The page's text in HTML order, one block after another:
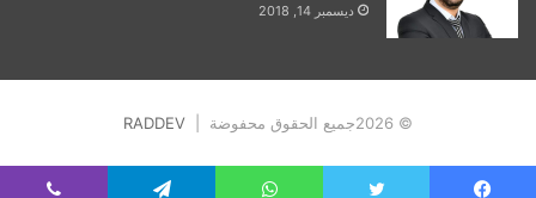
ديسمبر 14, 2018
© 2026جميع الحقوق محفوضة | RADDEV